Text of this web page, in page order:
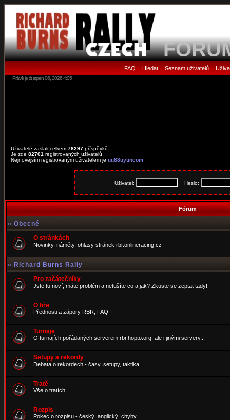
FAQ • Hledat• Seznam uživatelů•
Právě je čt srpen 06, 2026 4:05
Uživatelé zaslali celkem 78297 příspěvků
Je zde 82701 registrovaných uživatelů
Nejnovějším registrovaným uživatelem je uu88uytincom
Uživatel: Heslo:
Fórum
» Obecné
O stránkách
Novinky, náměty, ohlasy stránek rbr.onlineracing.cz
» Richard Burns Rally
Pro začátečníky
Jste tu noví, máte problém a netušíte co a jak? Zkuste se zeptat tady!
O hře
Přednosti a zápory RBR, FAQ
Turnaje
O turnajích pořádaných serverem rbr.hopto.org, ale i jinými servery...
Setupy a rekordy
Debata o rekordech - časy, setupy, taktika
Tratě
Vše o tratích
Rozpis
Pokec o rozpisu - český, anglický, chyby,...